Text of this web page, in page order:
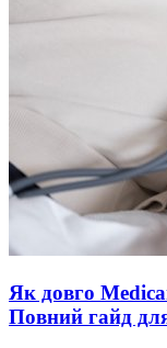
Як довго
Повний гайд для